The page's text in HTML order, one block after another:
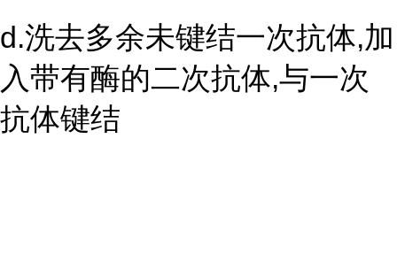
d.洗去多余未键结一次抗体,加
入带有酶的二次抗体,与一次
抗体键结